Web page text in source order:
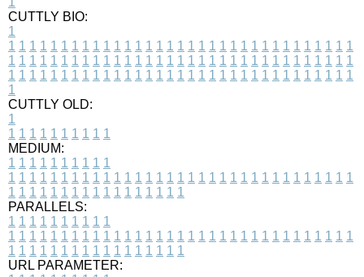
CUTTLY BIO:
1
1 1 1 1 1 1 1 1 1 1 1 1 1 1 1 1 1 1 1 1 1 1 1 1 1 1 1 1 1 1 1 1 1
1 1 1 1 1 1 1 1 1 1 1 1 1 1 1 1 1 1 1 1 1 1 1 1 1 1 1 1 1 1 1 1 1
1 1 1 1 1 1 1 1 1 1 1 1 1 1 1 1 1 1 1 1 1 1 1 1 1 1 1 1 1 1 1 1 1
1
CUTTLY OLD:
1
1 1 1 1 1 1 1 1 1 1
MEDIUM:
1 1 1 1 1 1 1 1 1 1
1 1 1 1 1 1 1 1 1 1 1 1 1 1 1 1 1 1 1 1 1 1 1 1 1 1 1 1 1 1 1 1 1
1 1 1 1 1 1 1 1 1 1 1 1 1 1 1 1 1
PARALLELS:
1 1 1 1 1 1 1 1 1 1
1 1 1 1 1 1 1 1 1 1 1 1 1 1 1 1 1 1 1 1 1 1 1 1 1 1 1 1 1 1 1 1 1
1 1 1 1 1 1 1 1 1 1 1 1 1 1 1 1 1
URL PARAMETER: